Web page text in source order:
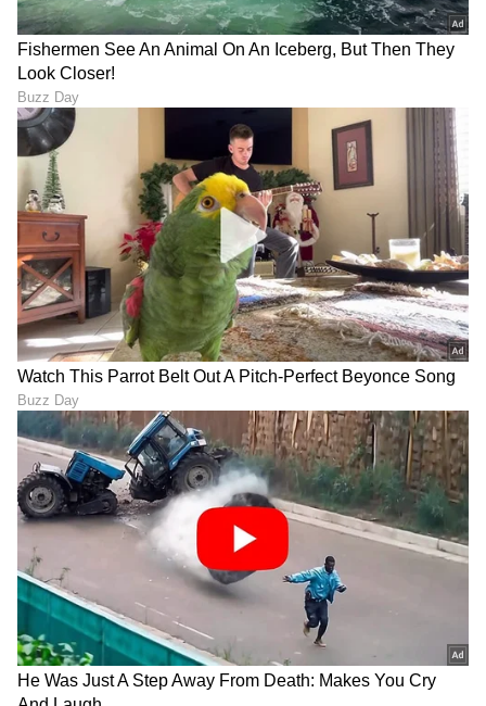
ನಮ್ಮ ಮೆಟ್ರೋ ಪ್ರಯಾಣಿಕರೇ
ಗಮನಿಸಿ: ಶುಕ್ರವಾರ ರಾತ್ರಿ ಹಸಿರು
ಮಾರ್ಗದ ರೈಲು ವೇಳಾಪಟ್ಟಿಯಲ್ಲಿ
ತಾತ್ಕಾಲಿಕ ಬದಲಾವಣೆ!
‘ಸಮಯ ಬಂದಾಗ ಎಲ್ಲ ಹೇಳುವೆ’:
LATEST VIDEOS
"ರಾಜಕೀಯ ಬೇಡ, ಸಿನಿಮಾನೇ ಪ್ರಾಣ":
ಕನಕೋತ್ಸವದಲ್ಲಿ ರಿಷಬ್ ಶೆಟ್ಟಿ | Rishab
Shetty speech | Suvarna News
ಶೇ.50 ರಿಂದ ಶೇ.18 ಕ್ಕೆ TAX ಇಳಿಕೆ: ಮೋದಿ-
ಟ್ರಂಪ್ ಐತಿಹಾಸಿಕ ಒಪ್ಪಂದ | India US
Trade Deal | Party Rounds